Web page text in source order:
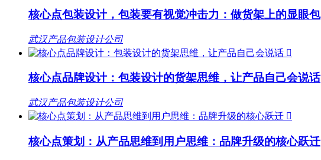
核心点包装设计，包装要有视觉冲击力：做货架上的显眼包
武汉产品包装设计公司

核心点品牌设计：包装设计的货架思维，让产品自己会说话
武汉产品包装设计公司

核心点策划：从产品思维到用户思维：品牌升级的核心跃迁